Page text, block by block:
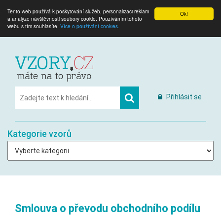
Ok!
Tento web používá k poskytování služeb, personalizaci reklam
a analýze návštěvnosti soubory cookie. Používáním tohoto
webu s tím souhlasíte. Více o používání cookies.
Přihlásit se
Kategorie vzorů
Smlouva o převodu obchodního podílu